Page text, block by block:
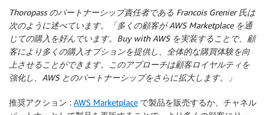
Thoropass のパートナーシップ責任者である Francois Grenier 氏は
次のように述べています。「多くの顧客が AWS Marketplace を通
じての購入を好んでいます。Buy with AWS を実装することで、顧
客により多くの購入オプションを提供し、全体的な購買体験を向
上させることができます。このアプローチは顧客ロイヤルティを
強化し、AWS とのパートナーシップをさらに拡大します。」
推奨アクション : AWS Marketplace で製品を販売するか、チャネル